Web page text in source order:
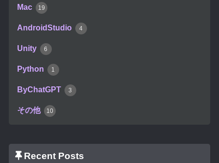
Mac 19
AndroidStudio 4
Unity 6
Python 1
ByChatGPT 3
その他 10
Recent Posts